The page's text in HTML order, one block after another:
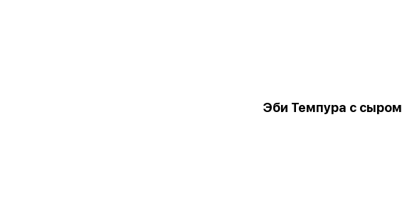
Эби Темпура с сыром